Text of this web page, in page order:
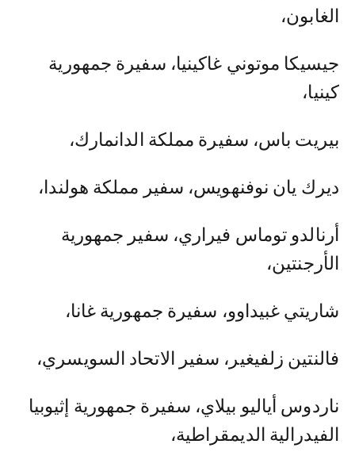
الغابون،
جيسيكا موتوني غاكينيا، سفيرة جمهورية
كينيا،
بيريت باس، سفيرة مملكة الدانمارك،
ديرك يان نوفنهويس، سفير مملكة هولندا،
أرنالدو توماس فيراري، سفير جمهورية
الأرجنتين،
شاريتي غبيداوو، سفيرة جمهورية غانا،
فالنتين زلفيغير، سفير الاتحاد السويسري،
ناردوس أياليو بيلاي، سفيرة جمهورية إثيوبيا
الفيدرالية الديمقراطية،